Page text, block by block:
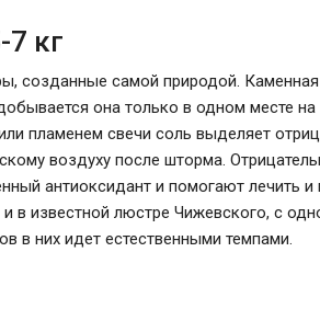
кг
созданные самой природой.
она только в одном месте
пламенем свечи соль выделяет
воздуху после шторма.
антиоксидант и помогают лечить
в известной люстре Чижевского, с
в них идет естественными темпами.